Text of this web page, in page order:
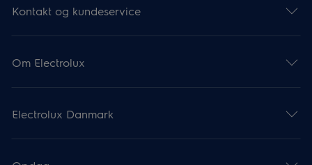
Kontakt og kundeservice
Om Electrolux
Electrolux Danmark